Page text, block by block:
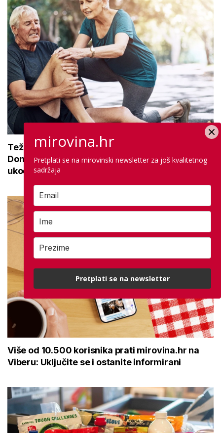
Teže se krećete zbog bolnih zglobova?
Donosimo savjete za lakši pokret i ublažavanje
ukočenosti
Više od 10.500 korisnika prati mirovina.hr na
Viberu: Uključite se i ostanite informirani
mirovina.hr
Pretplati se na mirovinski newsletter za još kvalitetnog
sadržaja
Pretplati se na newsletter